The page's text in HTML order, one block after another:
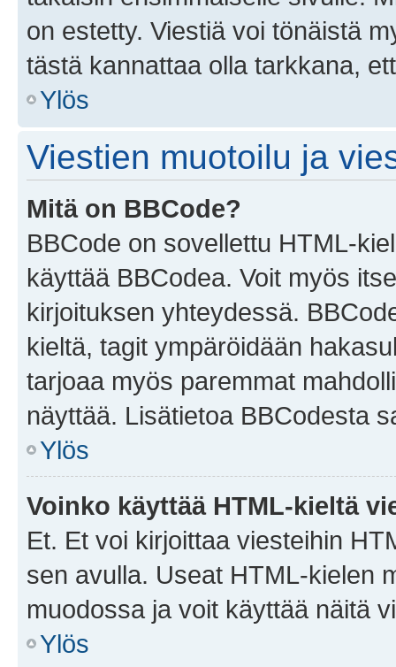
on estetty. Viestiä voi tönäistä
tästä kannattaa olla tarkkana,
Ylös
Viestien muotoilu ja
Mitä on BBCode?
BBCode on sovellettu HTML-
käyttää BBCodea. Voit myös
kirjoituksen yhteydessä.
kieltä, tagit ympäröidään
tarjoaa myös paremmat
näyttää. Lisätietoa BBCodesta
Ylös
Voinko käyttää HTML-kieltä
Et. Et voi kirjoittaa viesteihin
sen avulla. Useat HTML-kielen
muodossa ja voit käyttää näitä
Ylös